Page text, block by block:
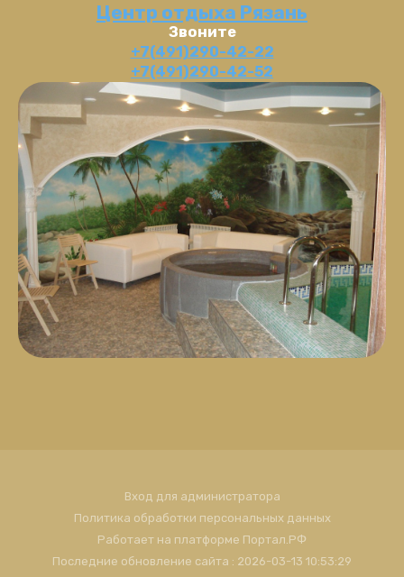
Центр отдыха Рязань
Звоните
+7(491)290-42-22
+7(491)290-42-52
Вход для администратора
Политика обработки персональных данных
Работает на платформе Портал.РФ
Последние обновление сайта : 2026-03-13 10:53:29